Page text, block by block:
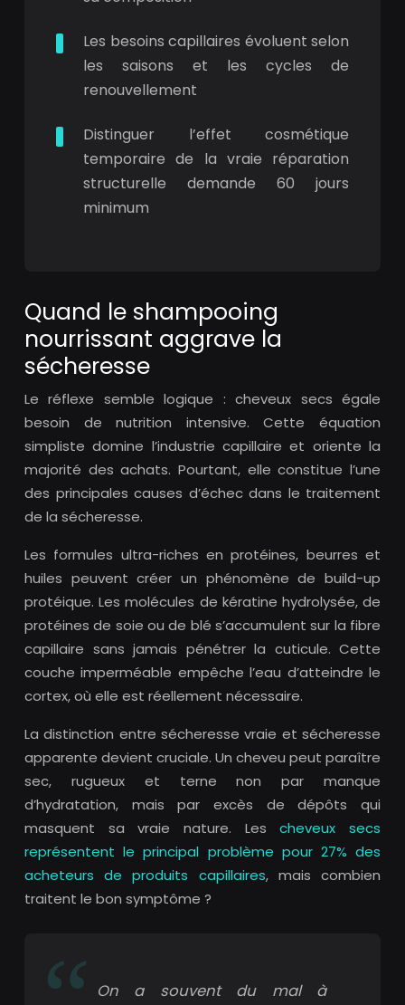
Les besoins capillaires évoluent selon
les saisons et les cycles de
renouvellement
Distinguer l’effet cosmétique
temporaire de la vraie réparation
structurelle demande 60 jours
minimum
Quand le shampooing
nourrissant aggrave la
sécheresse
Le réflexe semble logique : cheveux secs égale
besoin de nutrition intensive. Cette équation
simpliste domine l’industrie capillaire et oriente la
majorité des achats. Pourtant, elle constitue l’une
des principales causes d’échec dans le traitement
de la sécheresse.
Les formules ultra-riches en protéines, beurres et
huiles peuvent créer un phénomène de build-up
protéique. Les molécules de kératine hydrolysée, de
protéines de soie ou de blé s’accumulent sur la fibre
capillaire sans jamais pénétrer la cuticule. Cette
couche imperméable empêche l’eau d’atteindre le
cortex, où elle est réellement nécessaire.
La distinction entre sécheresse vraie et sécheresse
apparente devient cruciale. Un cheveu peut paraître
sec, rugueux et terne non par manque
d’hydratation, mais par excès de dépôts qui
masquent sa vraie nature. Lescheveux secs
représentent le principal problème pour 27% des
acheteurs de produits capillaires, mais combien
traitent le bon symptôme ?
On a souvent du mal à